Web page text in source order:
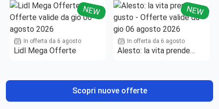
NEW
In offerta da 6 agosto
Lidl Mega Offerte
NEW
In offerta da 6 agosto
Alesto: la vita prende
Scopri nuove offerte